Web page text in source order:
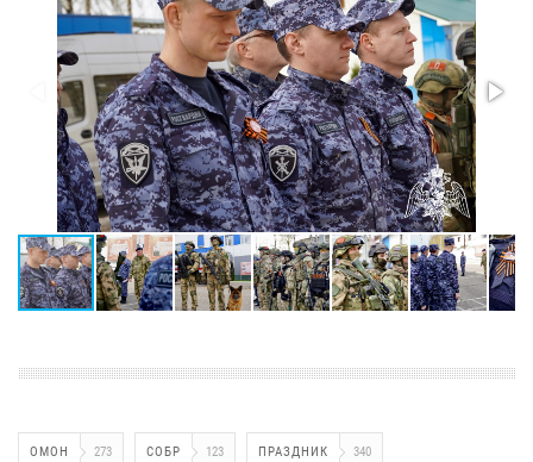
ОМОН 273 СОБР 123 ПРАЗДНИК 340